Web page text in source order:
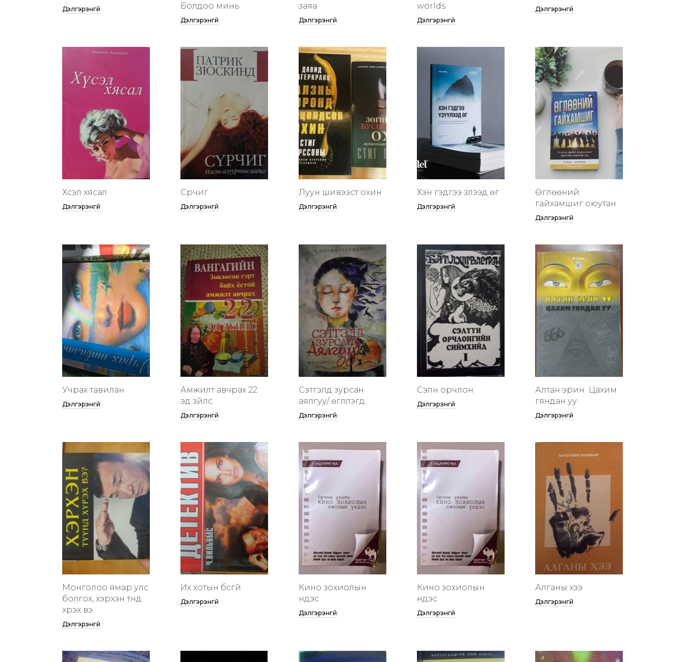
Дэлгэрэнгүй
Болдоо минь
Дэлгэрэнгүй
заяа
Дэлгэрэнгүй
worlds
Дэлгэрэнгүй
Дэлгэрэнгүй
Хүсэл хясал
Дэлгэрэнгүй
Сүрчиг
Дэлгэрэнгүй
Луун шивээст охин
Дэлгэрэнгүй
Хэн гэдгээ үзүүлээд өг
Дэлгэрэнгүй
Өглөөний
гайхамшиг оюутан
Дэлгэрэнгүй
Учрах тавилан
Дэлгэрэнгүй
Амжилт авчрах 22
эд зүйлс
Дэлгэрэнгүй
Сэтгэлд зурсан
аялгуу/ өгүүллэгүүд
Дэлгэрэнгүй
Сэлүүн орчлон
Дэлгэрэнгүй
Алтан эрин үү Цахим
гяндан уу
Дэлгэрэнгүй
Монголоо ямар улс
болгох, хэрхэн түүнд
хүрэх вэ
Дэлгэрэнгүй
Их хотын бүсгүй
Дэлгэрэнгүй
Кино зохиолын
үндэс
Дэлгэрэнгүй
Кино зохиолын
үндэс
Дэлгэрэнгүй
Алганы хээ
Дэлгэрэнгүй